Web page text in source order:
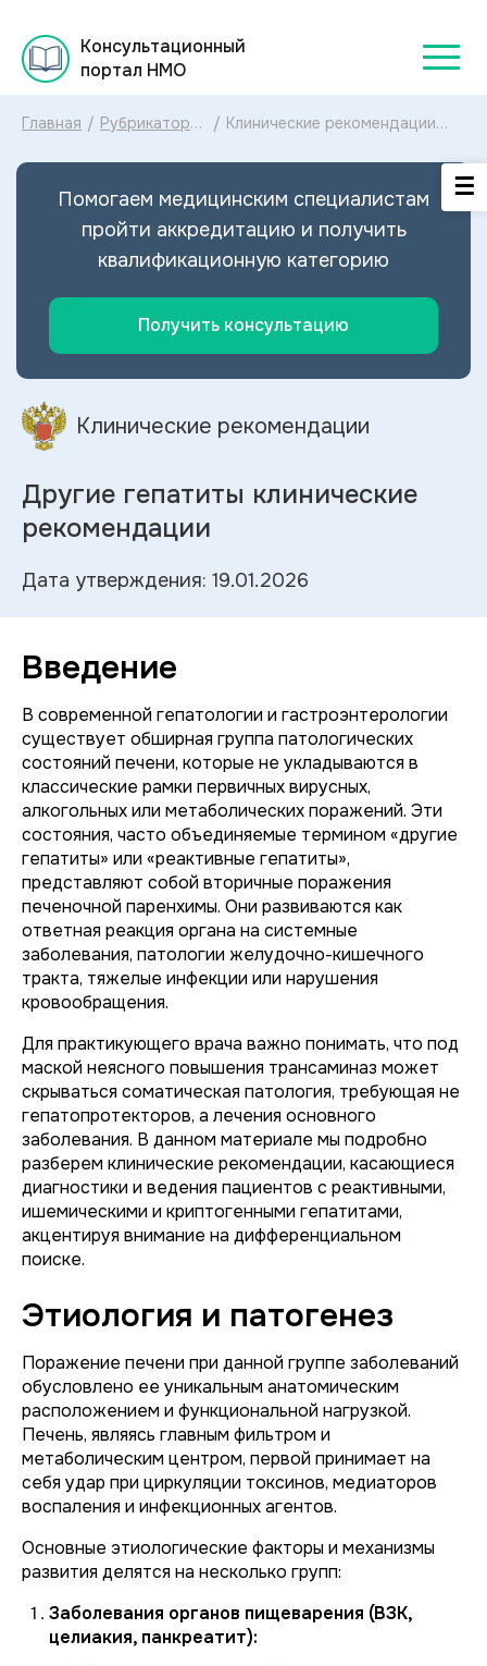
Консультационный
портал НМО
Главная / Рубрикатор
рекомендаций
/ Клинические рекомендации
диагностика и лечение Других
Помогаем медицинским специалистам
пройти аккредитацию и получить
квалификационную категорию
Получить консультацию
Клинические рекомендации
Другие гепатиты клинические
рекомендации
Дата утверждения: 19.01.2026
Введение
В современной гепатологии и гастроэнтерологии
существует обширная группа патологических
состояний печени, которые не укладываются в
классические рамки первичных вирусных,
алкогольных или метаболических поражений. Эти
состояния, часто объединяемые термином «другие
гепатиты» или «реактивные гепатиты»,
представляют собой вторичные поражения
печеночной паренхимы. Они развиваются как
ответная реакция органа на системные
заболевания, патологии желудочно-кишечного
тракта, тяжелые инфекции или нарушения
кровообращения.
Для практикующего врача важно понимать, что под
маской неясного повышения трансаминаз может
скрываться соматическая патология, требующая не
гепатопротекторов, а лечения основного
заболевания. В данном материале мы подробно
разберем клинические рекомендации, касающиеся
диагностики и ведения пациентов с реактивными,
ишемическими и криптогенными гепатитами,
акцентируя внимание на дифференциальном
поиске.
Этиология и патогенез
Поражение печени при данной группе заболеваний
обусловлено ее уникальным анатомическим
расположением и функциональной нагрузкой.
Печень, являясь главным фильтром и
метаболическим центром, первой принимает на
себя удар при циркуляции токсинов, медиаторов
воспаления и инфекционных агентов.
Основные этиологические факторы и механизмы
развития делятся на несколько групп:
Заболевания органов пищеварения (ВЗК,
целиакия, панкреатит):